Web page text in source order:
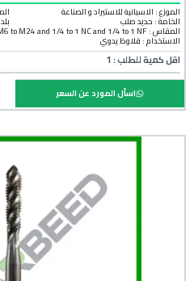
الموزع : الاسبانية للاستيراد و الصناعة
الخامة : حديد صلب
المقاس : M6 to M24 and 1/4 to 1 NC and 1/4 to 1 NF
الاستخدام : قلاوظ يدوي
اقل كمية للطلب : 1
اسأل المورد عن السعر